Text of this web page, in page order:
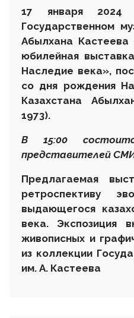
17 января
Государственном
Абылхана Кастеева
юбилейная выставка
Наследие века»,
со дня рождения
Казахстана
1973).
В 15:00
представителей
Предлагаемая
ретроспективу
выдающегося
века. Экспозиция
живописных и
из коллекции
им. А. Кастеева